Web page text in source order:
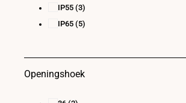
IP55 (3)
IP65 (5)
Openingshoek